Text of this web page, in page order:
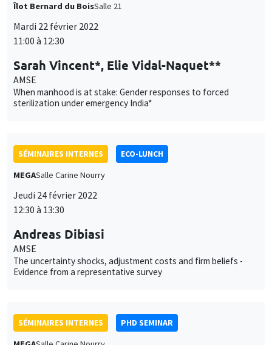
Îlot Bernard du BoisSalle 21
Mardi 22 février 2022
11:00 à 12:30
Sarah Vincent*, Elie Vidal-Naquet**
AMSE
When manhood is at stake: Gender responses to forced
sterilization under emergency India*
SÉMINAIRES INTERNES
ECO-LUNCH
MEGASalle Carine Nourry
Jeudi 24 février 2022
12:30 à 13:30
Andreas Dibiasi
AMSE
The uncertainty shocks, adjustment costs and firm beliefs -
Evidence from a representative survey
SÉMINAIRES INTERNES
PHD SEMINAR